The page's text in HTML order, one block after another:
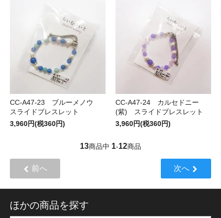
CC-A47-23 ブルーメノウ
スライドブレスレット
3,960円(税360円)
CC-A47-24 カルセドニー
(紫) スライドブレスレット
3,960円(税360円)
13商品中 1-12商品
前へ 次へ
ほかの商品を探す